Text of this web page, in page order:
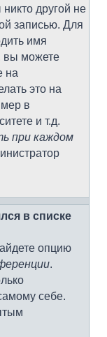
другой не
записью. Для
имя
вы можете
на
это на
в
и т.д.
при каждом
в списке
опцию
.
себе.